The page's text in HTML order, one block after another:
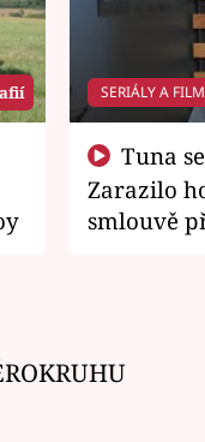
SERIÁLY A
Zarazilo
smlouvě